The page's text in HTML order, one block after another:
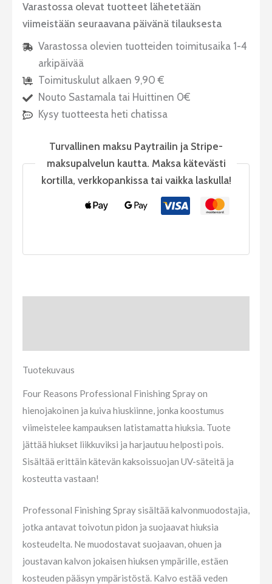
Varastossa olevat tuotteet lähetetään
viimeistään seuraavana päivänä tilauksesta
Varastossa olevien tuotteiden toimitusaika 1-4
arkipäivää
Toimituskulut alkaen 9,90 €
Nouto Sastamala tai Huittinen 0€
Kysy tuotteesta heti chatissa
Turvallinen maksu Paytrailin ja Stripe-
maksupalvelun kautta. Maksa kätevästi
kortilla, verkkopankissa tai vaikka laskulla!
Tuotekuvaus
Four Reasons Professional Finishing Spray on
hienojakoinen ja kuiva hiuskiinne, jonka koostumus
viimeistelee kampauksen latistamatta hiuksia. Tuote
jättää hiukset liikkuviksi ja harjautuu helposti pois.
Sisältää erittäin kätevän kaksoissuojan UV-säteitä ja
kosteutta vastaan!
Professonal Finishing Spray sisältää kalvonmuodostajia,
jotka antavat toivotun pidon ja suojaavat hiuksia
kosteudelta. Ne muodostavat suojaavan, ohuen ja
joustavan kalvon jokaisen hiuksen ympärille, estäen
kosteuden pääsyn ympäristöstä. Kalvo estää veden